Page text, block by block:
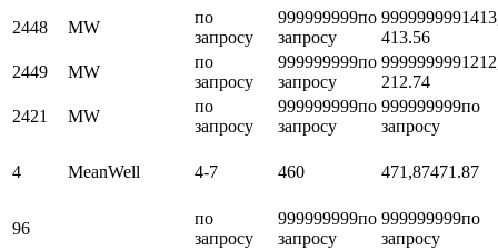
2448 MW
по
запросу
999999999по
запросу
999999999
413.56
2449
MW
по
запросу
999999999по
запросу
999999999
212.74
2421
MW
по
запросу
999999999по
запросу
999999999по
запросу
4 MeanWell 4-7 460 471,87471.87
96
по
запросу
999999999по
запросу
999999999по
запросу